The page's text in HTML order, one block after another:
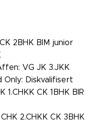
2BHK BIM junior
VG JK 3.JKK
Diskvalifisert
CK 1BHK BIR
2.CHKK CK 3BHK